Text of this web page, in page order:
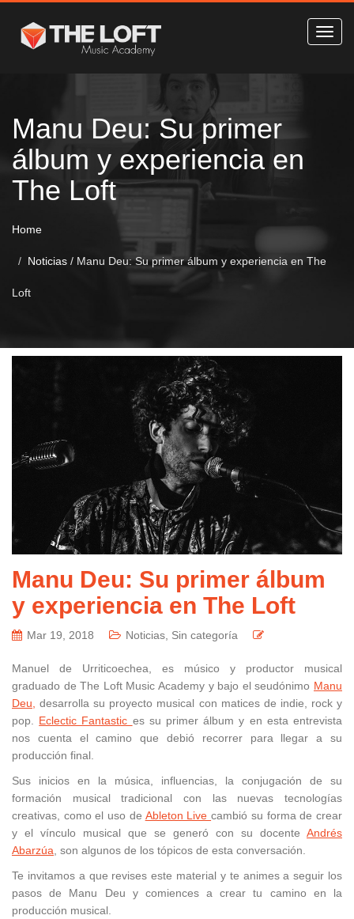
Manu Deu: Su primer
álbum y experiencia en
The Loft
Home
Noticias / Manu Deu: Su primer álbum y experiencia en The
Loft
Manu Deu: Su primer álbum
y experiencia en The Loft
Mar 19, 2018 Noticias Sin categoría
Manuel de Urriticoechea, es músico y productor musical
graduado de The Loft Music Academy y bajo el seudónimo Manu
Deu,
desarrolla su proyecto musical con matices de indie, rock y
pop. Eclectic Fantastic es su primer álbum y en esta entrevista
nos cuenta el camino que debió recorrer para llegar a su
producción final.
Sus inicios en la música, influencias, la conjugación de su
formación musical tradicional con las nuevas tecnologías
creativas, como el uso de Ableton Livecambió su forma de crear
y el vínculo musical que se generó con su docente Andrés
Abarzúa , son algunos de los tópicos de esta conversación.
Te invitamos a que revises este material y te animes a seguir los
pasos de Manu Deu y comiences a crear tu camino en la
producción musical.